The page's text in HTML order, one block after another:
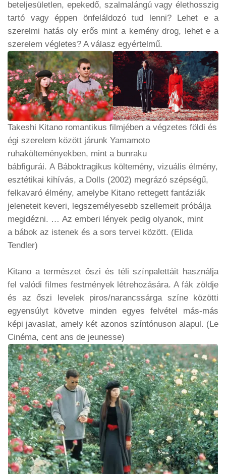
beteljesületlen, epekedő, szalmalángú vagy élethosszig
tartó vagy éppen önfeláldozó tud lenni? Lehet e a
szerelmi hatás oly erős mint a kemény drog, lehet e a
szerelem végletes? A válasz egyértelmű.
Takeshi Kitano romantikus filmjében a végzetes földi és
égi szerelem között járunk Yamamoto
ruhakölteményekben, mint a bunraku
bábfigurái. A Báboktragikus költemény, vizuális élmény,
esztétikai kihívás, a Dolls (2002) megrázó szépségű,
felkavaró élmény, amelybe Kitano rettegett fantáziák
jeleneteit keveri, legszemélyesebb szellemeit próbálja
megidézni. … Az emberi lények pedig olyanok, mint
a bábok az istenek és a sors tervei között. (Elida
Tendler)
Kitano a természet őszi és téli színpalettáit használja
fel valódi filmes festmények létrehozására. A fák zöldje
és az őszi levelek piros/narancssárga színe közötti
egyensúlyt követve minden egyes felvétel más-más
képi javaslat, amely két azonos színtónuson alapul. (Le
Cinéma, cent ans de jeunesse)